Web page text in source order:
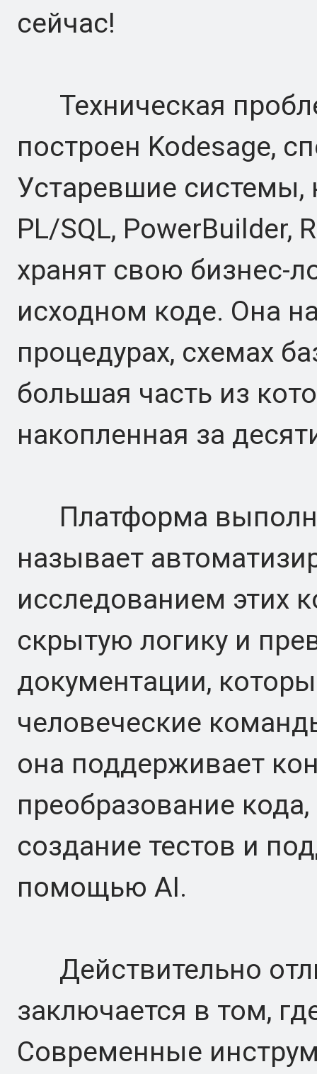
сейчас!
Техническая
построен Kodesage,
Устаревшие системы,
PL/SQL, PowerBuilder,
хранят свою бизнес-
исходном коде. Она
процедурах, схемах
большая часть из
накопленная за
Платформа
называет
исследованием этих
скрытую логику и
документации,
человеческие
она поддерживает
преобразование
создание тестов и
помощью AI.
Действительно
заключается в том,
Современные